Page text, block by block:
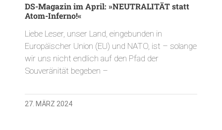
DS-Magazin im April: »NEUTRALITÄT statt
Atom-Inferno!«
Liebe Leser, unser Land, eingebunden in
Europäischer Union (EU) und NATO, ist – solange
wir uns nicht endlich auf den Pfad der
Souveränität begeben –
27. MÄRZ 2024